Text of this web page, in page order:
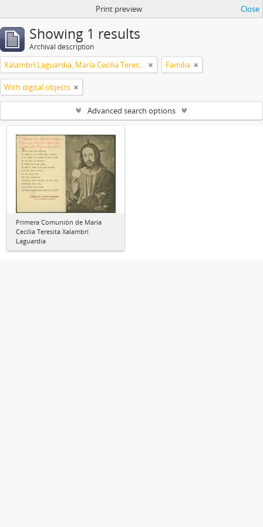
Print preview Close
Showing 1 results
Archival description
Xalambrí Laguardia, María Cecilia Teresita Familia
With digital objects
Advanced search options
Primera Comunión de María
Cecilia Teresita Xalambrí
Laguardia